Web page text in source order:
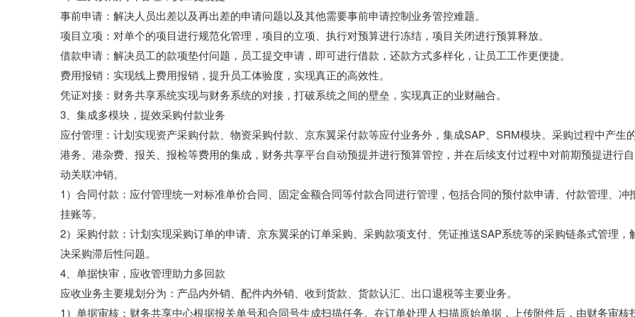
事前申请：解决人员出差以及再出差的申请问题以及其他需要事前申请控制业务管控难题。
项目立项：对单个的项目进行规范化管理，项目的立项、执行对预算进行冻结，项目关闭进行预算释放。
借款申请：解决员工的款项垫付问题，员工提交申请，即可进行借款，还款方式多样化，让员工工作更便捷。
费用报销：实现线上费用报销，提升员工体验度，实现真正的高效性。
凭证对接：财务共享系统实现与财务系统的对接，打破系统之间的壁垒，实现真正的业财融合。
3、集成多模块，提效采购付款业务
应付管理：计划实现资产采购付款、物资采购付款、京东翼采付款等应付业务外，集成SAP、SRM模块。采购过程中产生
港务、港杂费、报关、报检等费用的集成，财务共享平台自动预提并进行预算管控，并在后续支付过程中对前期预提进行自
动关联冲销。
1）合同付款：应付管理统一对标准单价合同、固定金额合同等付款合同进行管理，包括合同的预付款申请、付款管理、冲
挂账等。
2）采购付款：计划实现采购订单的申请、京东翼采的订单采购、采购款项支付、凭证推送SAP系统等的采购链条式管理，
决采购滞后性问题。
4、单据快审，应收管理助力多回款
应收业务主要规划分为：产品内外销、配件内外销、收到货款、货款认汇、出口退税等主要业务。
1）单据审核：财务共享中心根据报关单号和合同号生成扫描任务。在订单处理人扫描原始单据，上传附件后，由财务审核